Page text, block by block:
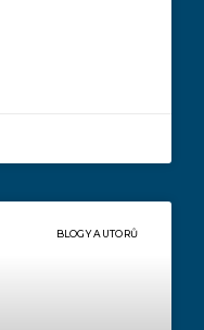
BLOGY AUTORŮ